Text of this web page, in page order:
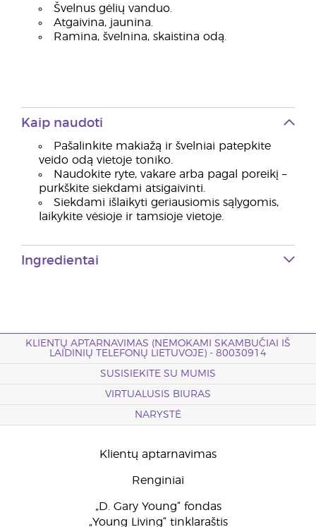
Švelnus gėlių vanduo.
Atgaivina, jaunina.
Ramina, švelnina, skaistina odą.
Kaip naudoti
Pašalinkite makiažą ir švelniai patepkite
veido odą vietoje toniko.
Naudokite ryte, vakare arba pagal poreikį –
purkškite siekdami atsigaivinti.
Siekdami išlaikyti geriausiomis sąlygomis,
laikykite vėsioje ir tamsioje vietoje.
Ingredientai
KLIENTŲ APTARNAVIMAS (NEMOKAMI SKAMBUČIAI IŠ
LAIDINIŲ TELEFONŲ LIETUVOJE) - 80030914
SUSISIEKITE SU MUMIS
VIRTUALUSIS BIURAS
NARYSTĖ
Klientų aptarnavimas
Renginiai
„D. Gary Young“ fondas
„Young Living“ tinklaraštis